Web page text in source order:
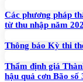
Các phương pháp
từ thu nhập năm
Thông báo Kỳ thi
Thẩm định giá
hậu quả cơn Bão số